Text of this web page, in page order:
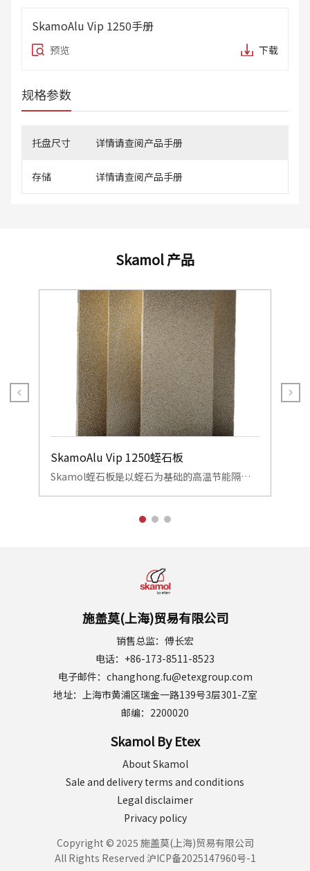
SkamoAlu Vip 1250手册
预览 下载
规格参数
托盘尺寸 详情请查阅产品手册
存储 详情请查阅产品手册
Skamol 产品
SkamoAlu Vip 1250蛭石板
Skamol蛭石板是以蛭石为基础的高温节能隔热
板；也被市场所知道为抗腐蚀保温板。不仅耐高
性，广泛应用于工业窑炉、锅炉及耐火结构，显
Copyright © 2025 施盖莫(上海)贸易有限公司
All Rights Reserved 沪ICP备2025147960号-1
施盖莫(上海)贸易有限公司
销售总监：傅长宏
电话：+86-173-8511-8523
电子邮件：changhong.fu@etexgroup.com
地址：上海市黄浦区瑞金一路139号3层301-Z室
邮编：2200020
Skamol By Etex
About Skamol
Sale and delivery terms and conditions
Legal disclaimer
Privacy policy